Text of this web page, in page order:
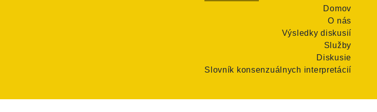
Domov
O nás
Výsledky diskusií
Služby
Diskusie
Slovník konsenzuálnych interpretácií